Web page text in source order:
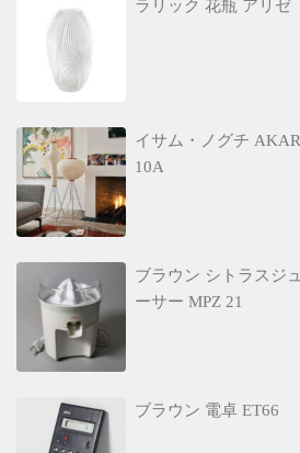
ラリック 花瓶 アリゼ
イサム・ノグチ
10A
ブラウン シトラスジュ
ーサー MPZ 21
ブラウン 電卓 ET66